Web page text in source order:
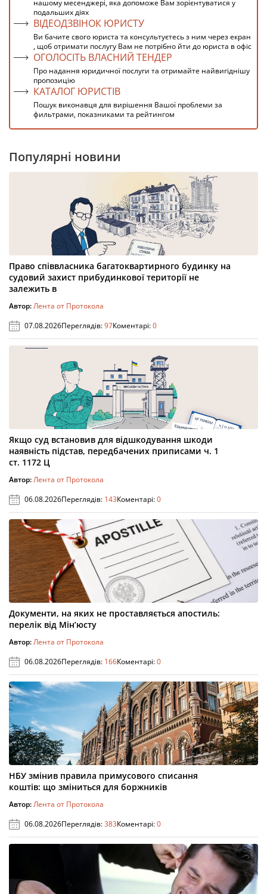
нашому месенджері, яка допоможе Вам зорієнтуватися у
подальших діях
ВІДЕОДЗВІНОК ЮРИСТУ
Ви бачите свого юриста та консультуєтесь з ним через екран
, щоб отримати послугу Вам не потрібно йти до юриста в офіс
ОГОЛОСІТЬ ВЛАСНИЙ ТЕНДЕР
Про надання юридичної послуги та отримайте найвигіднішу
пропозицію
КАТАЛОГ ЮРИСТІВ
Пошук виконавця для вирішення Вашої проблеми за
фильтрами, показниками та рейтингом
Популярні новини
Право співвласника багатоквартирного будинку на
судовий захист прибудинкової території не
залежить в
Автор:Лента от Протокола
07.08.2026Переглядів:97Коментарі:0
Якщо суд встановив для відшкодування шкоди
наявність підстав, передбачених приписами ч. 1
ст. 1172 Ц
Автор:Лента от Протокола
06.08.2026Переглядів: 143Коментарі:0
Документи, на яких не проставляється апостиль:
перелік від Мін’юсту
Автор:Лента от Протокола
06.08.2026Переглядів: 166Коментарі:0
НБУ змінив правила примусового списання
коштів: що зміниться для боржників
Автор:Лента от Протокола
06.08.2026Переглядів:383Коментарі:0